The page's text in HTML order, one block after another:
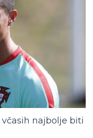
najbolje biti